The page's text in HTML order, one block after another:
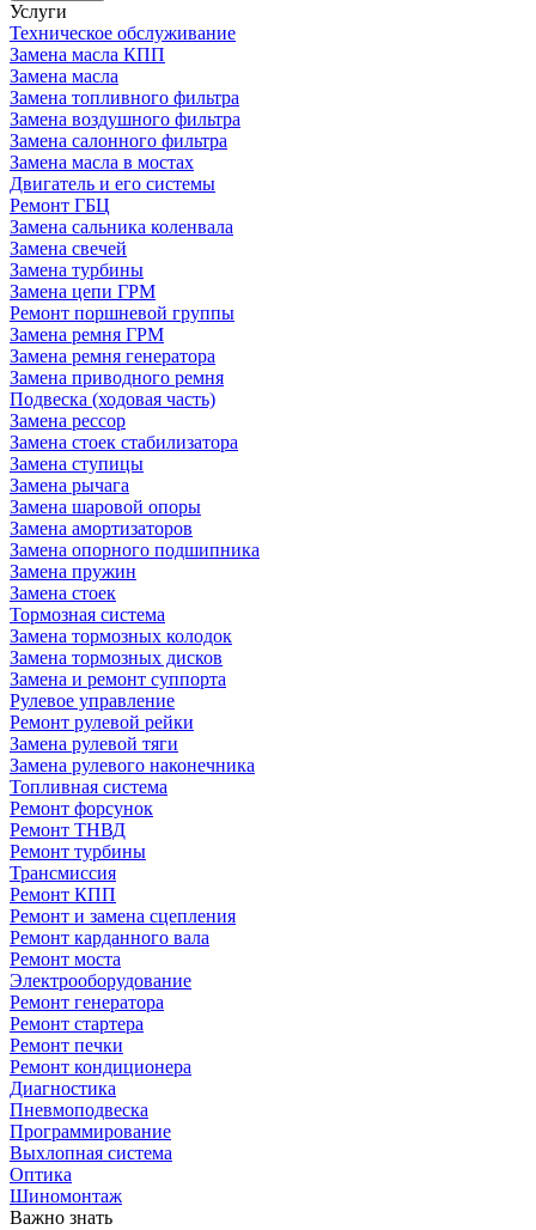
Услуги
Техническое обслуживание
Замена масла КПП
Замена масла
Замена топливного фильтра
Замена воздушного фильтра
Замена салонного фильтра
Замена масла в мостах
Двигатель и его системы
Ремонт ГБЦ
Замена сальника коленвала
Замена свечей
Замена турбины
Замена цепи ГРМ
Ремонт поршневой группы
Замена ремня ГРМ
Замена ремня генератора
Замена приводного ремня
Подвеска (ходовая часть)
Замена рессор
Замена стоек стабилизатора
Замена ступицы
Замена рычага
Замена шаровой опоры
Замена амортизаторов
Замена опорного подшипника
Замена пружин
Замена стоек
Тормозная система
Замена тормозных колодок
Замена тормозных дисков
Замена и ремонт суппорта
Рулевое управление
Ремонт рулевой рейки
Замена рулевой тяги
Замена рулевого наконечника
Топливная система
Ремонт форсунок
Ремонт ТНВД
Ремонт турбины
Трансмиссия
Ремонт КПП
Ремонт и замена сцепления
Ремонт карданного вала
Ремонт моста
Электрооборудование
Ремонт генератора
Ремонт стартера
Ремонт печки
Ремонт кондиционера
Диагностика
Пневмоподвеска
Программирование
Выхлопная система
Оптика
Шиномонтаж
Важно знать